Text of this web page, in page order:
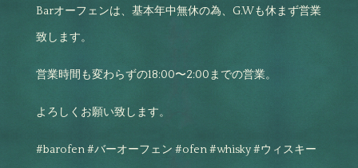
Barオーフェンは、基本年中無休の為、G.Wも休まず営業
致します。
営業時間も変わらずの18:00〜2:00までの営業。
よろしくお願い致します。
#barofen #バーオーフェン #ofen #whisky #ウィスキー